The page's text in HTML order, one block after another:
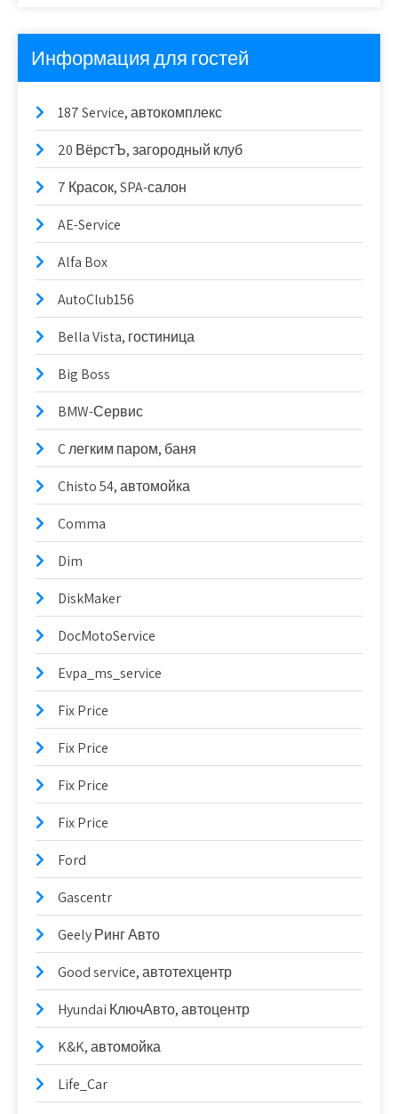
Информация для гостей
187 Service, автокомплекс
20 ВёрстЪ, загородный клуб
7 Красок, SPA-салон
AE-Service
Alfa Box
AutoClub156
Bella Vista, гостиница
Big Boss
BMW-Сервис
C легким паром, баня
Chisto 54, автомойка
Comma
Dim
DiskMaker
DocMotoService
Evpa_ms_service
Fix Price
Fix Price
Fix Price
Fix Price
Ford
Gascentr
Geely Ринг Авто
Good serviсe, автотехцентр
Hyundai КлючАвто, автоцентр
K&K, автомойка
Life_Car